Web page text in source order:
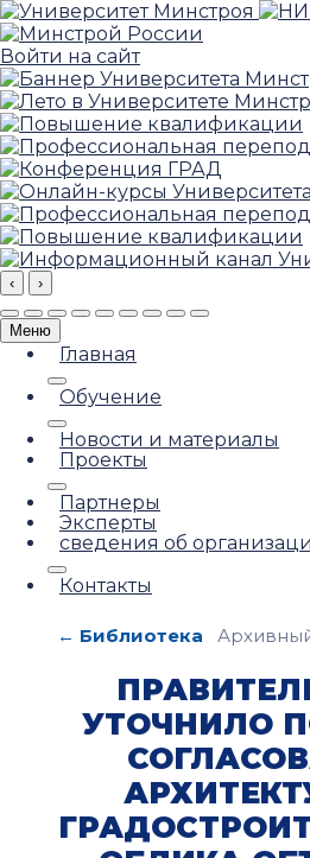
Войти на сайт
‹ ›
Меню
Главная
Обучение
Новости и материалы
Проекты
Партнеры
Эксперты
сведения об
Контакты
← Библиотека
УТОЧНИЛО